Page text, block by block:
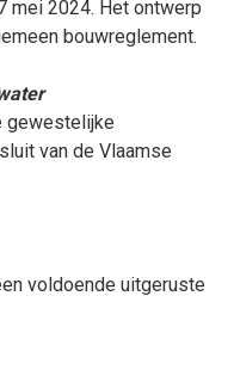
mei 2024. Het ontwerp
bouwreglement.
gewestelijke
van de Vlaamse
voldoende uitgeruste